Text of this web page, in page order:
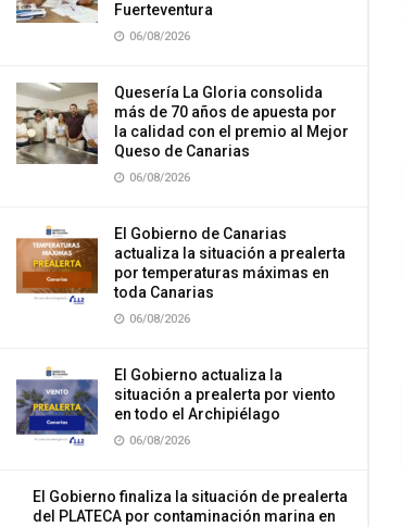
Fuerteventura
06/08/2026
Quesería La Gloria consolida
más de 70 años de apuesta por
la calidad con el premio al Mejor
Queso de Canarias
06/08/2026
El Gobierno de Canarias
actualiza la situación a prealerta
por temperaturas máximas en
toda Canarias
06/08/2026
El Gobierno actualiza la
situación a prealerta por viento
en todo el Archipiélago
06/08/2026
El Gobierno finaliza la situación de prealerta
del PLATECA por contaminación marina en